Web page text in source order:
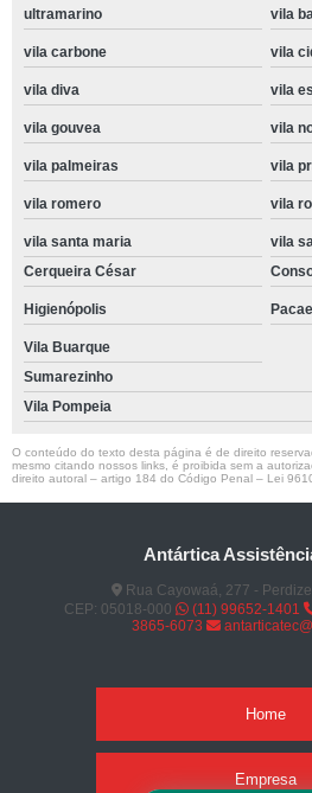
ultramarino vila
vila carbone vila
vila diva vila
vila gouvea vila
vila palmeiras vila
vila romero vila
vila santa maria
vila
Cerqueira César
Higienópolis
Vila Buarque
Sumarezinho
Vila Pompeia
O conteúdo do texto desta página é de direito
mesmo citando nossos links, é proibida sem a
direito autoral – artigo 184 do Código Penal – Lei
Antártica
Rua Cayowaá, 277 -
CEP: 05018-000
(11) 99652-1401
3865-6073
Home
Empresa